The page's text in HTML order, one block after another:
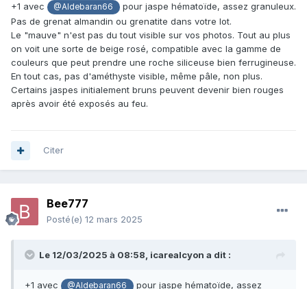
+1 avec @Aldebaran66
pour jaspe hématoïde, assez granuleux.
Pas de grenat almandin ou grenatite dans votre lot.
Le "mauve" n'est pas du tout visible sur vos photos. Tout au plus
on voit une sorte de beige rosé, compatible avec la gamme de
couleurs que peut prendre une roche siliceuse bien ferrugineuse.
En tout cas, pas d'améthyste visible, même pâle, non plus.
Certains jaspes initialement bruns peuvent devenir bien rouges
après avoir été exposés au feu.
Citer
Bee777
Posté(e) 12 mars 2025
Le 12/03/2025 à 08:58, icarealcyon a dit :
+1 avec @Aldebaran66
pour jaspe hématoïde, assez